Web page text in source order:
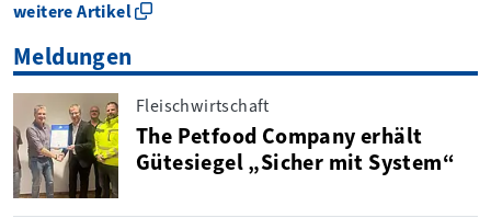
weitere Artikel
Meldungen
Fleischwirtschaft
The Petfood Company erhält
Gütesiegel „Sicher mit System“